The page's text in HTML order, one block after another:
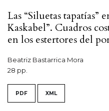
Las “Siluetas tapatías”
Kaskabel”. Cuadros
en los estertores del
Beatriz Bastarrica Mora
28 pp.
PDF XML